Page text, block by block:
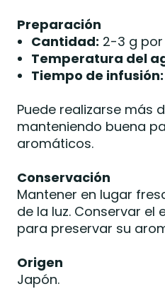
Preparación
Cantidad: 2-3 g
Temperatura del
Tiempo de infusión:
Puede realizarse más
manteniendo buena
aromáticos.
Conservación
Mantener en lugar
de la luz. Conservar el
para preservar su
Origen
Japón.